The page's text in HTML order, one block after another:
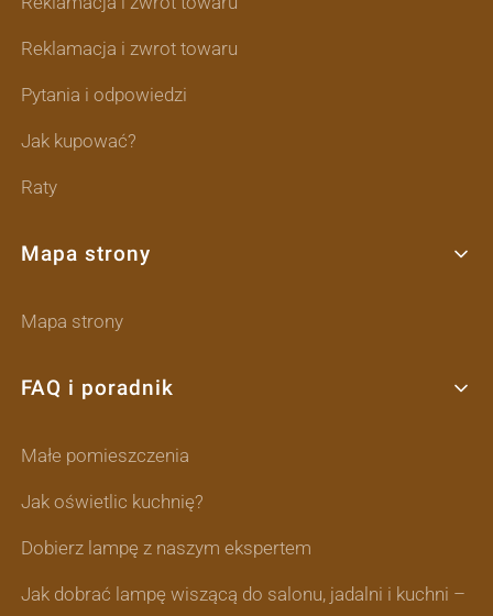
Reklamacja i zwrot towaru
Pytania i odpowiedzi
Jak kupować?
Raty
Mapa strony
Mapa strony
FAQ i poradnik
Małe pomieszczenia
Jak oświetlic kuchnię?
Dobierz lampę z naszym ekspertem
Jak dobrać lampę wiszącą do salonu, jadalni i kuchni –